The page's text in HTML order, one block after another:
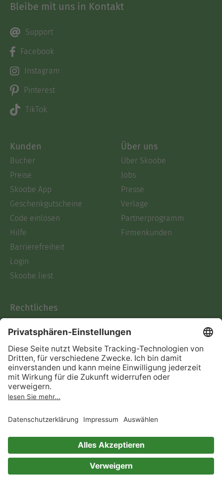
Bleibe mit uns in Kontakt
Support
Facebook
Instagram
Pinterest
TikTok
Kunden
Bücher
Preise
Skoobe App
Geschenkgutscheine
Code einlösen
Hilfe
Barrierefreiheit
Login
Skoobe liest
Über uns
Über Skoobe
Jobs
Presse
Verlage
Partnerprogramm
Firmenkunden
Rechtliches
AGB
Informationen nach Data
Act
Verträge hier kündigen
Impressum
Immer ein gutes Buch